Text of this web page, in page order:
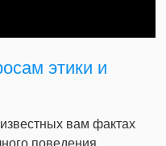
этики и
вам фактах